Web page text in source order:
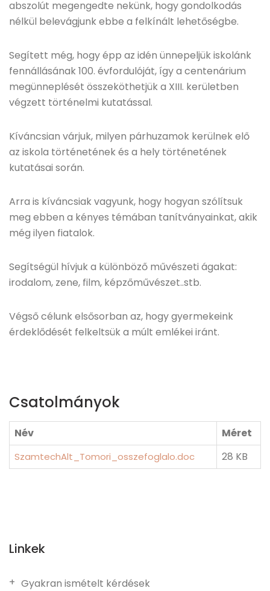
abszolút megengedte nekünk, hogy gondolkodás
nélkül belevágjunk ebbe a felkínált lehetőségbe.
Segített még, hogy épp az idén ünnepeljük iskolánk
fennállásának 100. évfordulóját, így a centenárium
megünneplését összeköthetjük a XIII. kerületben
végzett történelmi kutatással.
Kíváncsian várjuk, milyen párhuzamok kerülnek elő
az iskola történetének és a hely történetének
kutatásai során.
Arra is kíváncsiak vagyunk, hogy hogyan szólítsuk
meg ebben a kényes témában tanítványainkat, akik
még ilyen fiatalok.
Segítségül hívjuk a különböző művészeti ágakat:
irodalom, zene, film, képzőművészet..stb.
Végső célunk elsősorban az, hogy gyermekeink
érdeklődését felkeltsük a múlt emlékei iránt.
Csatolmányok
Név Méret
SzamtechAlt_Tomori_osszefoglalo.doc 28 KB
Linkek
Gyakran ismételt kérdések